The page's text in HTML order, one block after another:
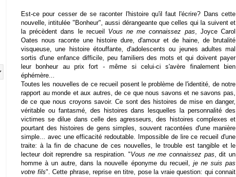
Est-ce pour cesser de se raconter l'histoire qu'il faut l'écrire? Dans cette
nouvelle, intitulée "Bonheur", aussi dérangeante que celles qui la suivent et
la précèdent dans le recueil Vous ne me connaissez pas, Joyce Carol
Oates nous raconte une histoire dure, d'amour et de haine, de brutalité
visqueuse, une histoire étouffante, d'adolescents ou jeunes adultes mal
sortis d'une enfance difficile, peu familiers des mots et qui doivent payer
leur bonheur au prix fort - même si celui-ci s'avère finalement bien
éphémère...
Toutes les nouvelles de ce recueil posent le problème de l'identité, de notre
rapport au monde et aux autres, de ce que nous savons et ne savons pas,
de ce que nous croyons savoir. Ce sont des histoires de mise en danger,
véritable ou fantasmé, des histoires dans lesquelles la personnalité des
victimes se dilue dans celle des agresseurs, des histoires complexes et
pourtant des histoires de gens simples, souvent racontées d'une manière
simple... avec une efficacité redoutable. Impossible de lire ce recueil d'une
traite: à la fin de chacune de ces nouvelles, le trouble est tangible et le
lecteur doit reprendre sa respiration. "Vous ne me connaissez pas, dit un
homme à un autre, dans la nouvelle éponyme du recueil, je ne suis pas
votre fils". Cette phrase, reprise en titre, pose la vraie question: qui connait